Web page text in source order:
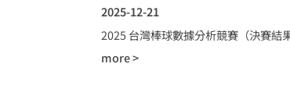
2025-12-21
2025 台灣棒球數據分析競賽（決賽結
more >